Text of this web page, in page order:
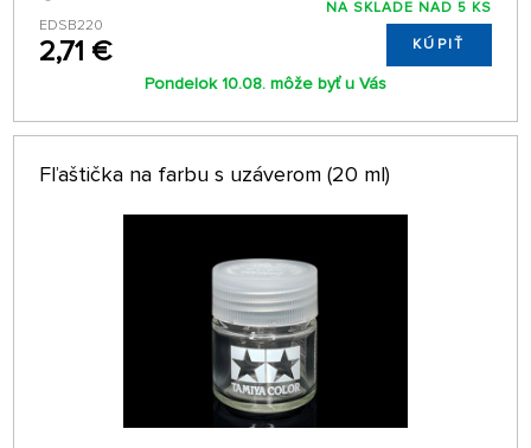
EDSB220
2,71 €
NA SKLADE NAD 5 KS
KÚPIŤ
Pondelok 10.08. môže byť u Vás
Fľaštička na farbu s uzáverom (20 ml)